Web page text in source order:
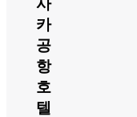
사
카
공
항
호
텔